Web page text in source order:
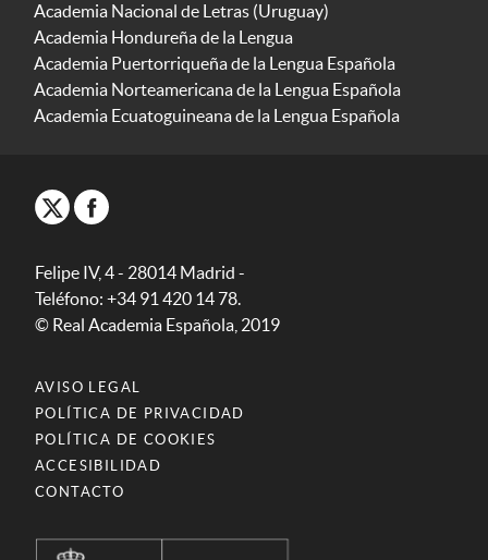
Academia Nacional de Letras (Uruguay)
Academia Hondureña de la Lengua
Academia Puertorriqueña de la Lengua Española
Academia Norteamericana de la Lengua Española
Academia Ecuatoguineana de la Lengua Española
Felipe IV, 4 - 28014 Madrid -
Teléfono: +34 91 420 14 78.
© Real Academia Española, 2019
AVISO LEGAL
POLÍTICA DE PRIVACIDAD
POLÍTICA DE COOKIES
ACCESIBILIDAD
CONTACTO